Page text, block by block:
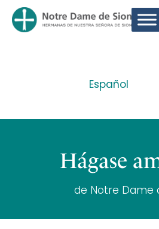
Español
Hágase
de Notre Dame